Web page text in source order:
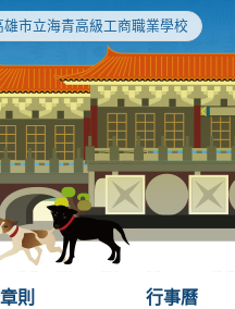
雄市立海青高級工商職業學校
則 行事曆